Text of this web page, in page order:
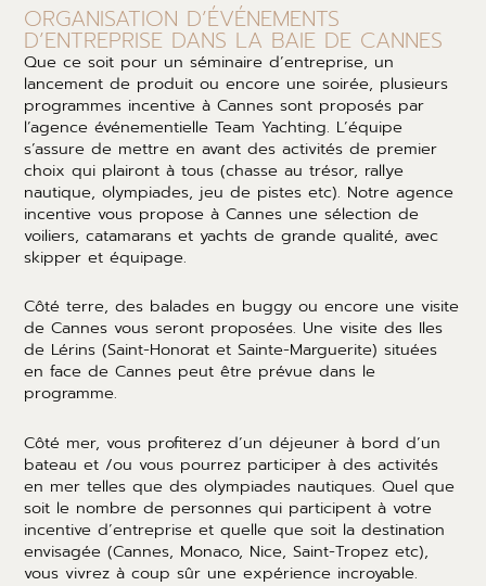
ORGANISATION D’ÉVÉNEMENTS
D’ENTREPRISE DANS LA BAIE DE CANNES
Que ce soit pour un séminaire d’entreprise, un
lancement de produit ou encore une soirée, plusieurs
programmes incentive à Cannes sont proposés par
l’agence événementielle Team Yachting. L’équipe
s’assure de mettre en avant des activités de premier
choix qui plairont à tous (chasse au trésor, rallye
nautique, olympiades, jeu de pistes etc). Notre agence
incentive vous propose à Cannes une sélection de
voiliers, catamarans et yachts de grande qualité, avec
skipper et équipage.
Côté terre, des balades en buggy ou encore une visite
de Cannes vous seront proposées. Une visite des Iles
de Lérins (Saint-Honorat et Sainte-Marguerite) situées
en face de Cannes peut être prévue dans le
programme.
Côté mer, vous profiterez d’un déjeuner à bord d’un
bateau et /ou vous pourrez participer à des activités
en mer telles que des olympiades nautiques. Quel que
soit le nombre de personnes qui participent à votre
incentive d’entreprise et quelle que soit la destination
envisagée (Cannes, Monaco, Nice, Saint-Tropez etc),
vous vivrez à coup sûr une expérience incroyable.